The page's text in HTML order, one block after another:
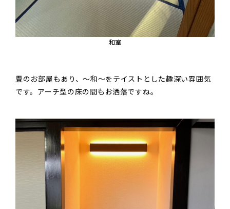
和室
畳のお部屋もあり、～和～をテイストとした趣深い雰囲気
です。アーチ型の床の間もお洒落ですね。